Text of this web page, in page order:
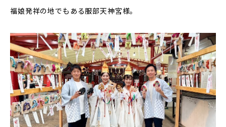
福娘発祥の地でもある服部天神宮様。